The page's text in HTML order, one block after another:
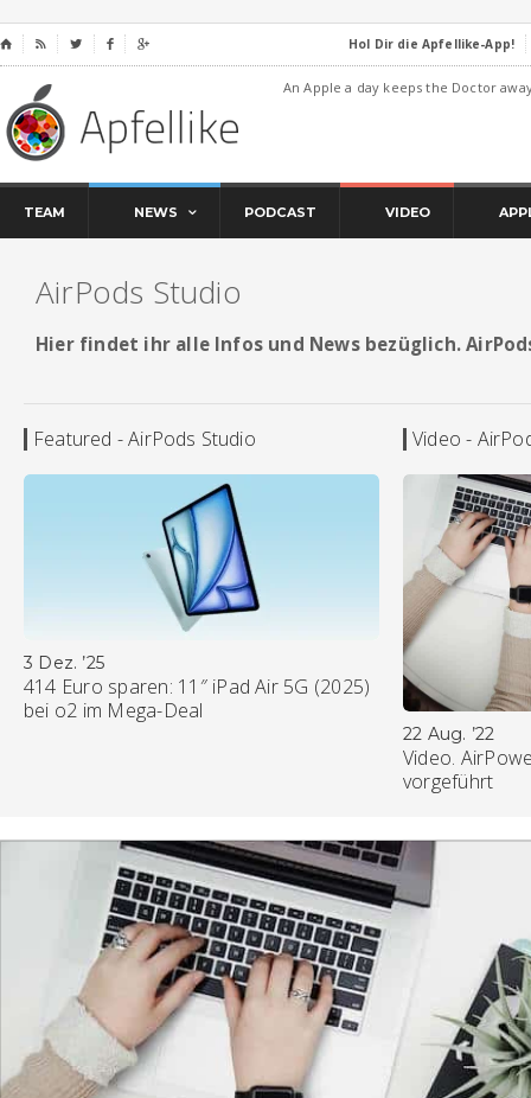
⌂     Hol Dir die Apfellike-App!
An Apple a day keeps the Doctor
TEAM NEWS PODCAST VIDEO
AirPods Studio
Hier findet ihr alle Infos und News bezüglich.
Featured - AirPods Studio
3 Dez. ’25
414 Euro sparen: 11″ iPad Air 5G (2025)
bei o2 im Mega-Deal
Video -
22 Aug. ’22
Video.
vorgeführt